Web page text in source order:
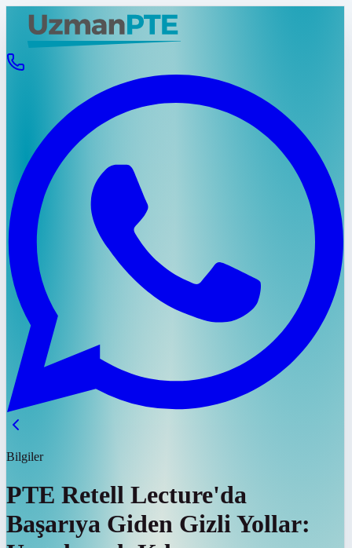
Bilgiler
PTE Retell Lecture'da
Başarıya Giden Gizli Yollar: